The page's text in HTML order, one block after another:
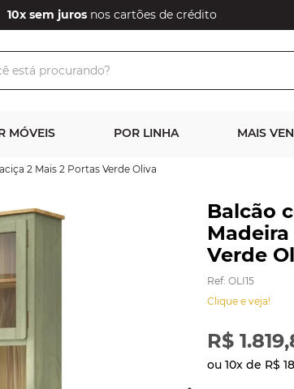
10x sem jurosnos cartões de crédito
está procurando?
MÓVEIS POR LINHA MAIS
2 Mais 2 Portas Verde Oliva
Balcão
Verde
Ref: OLI15
Clique e veja!
R$ 1.819,
ou 10x de R$